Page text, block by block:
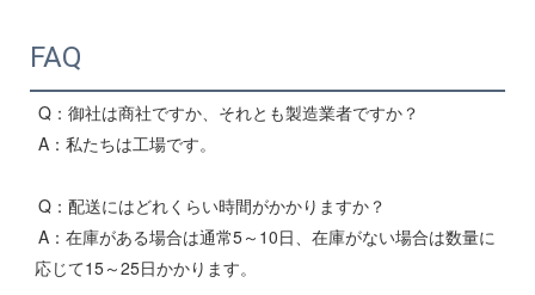
FAQ
Q：御社は商社ですか、それとも製造業者ですか？
A：私たちは工場です。
Q：配送にはどれくらい時間がかかりますか？
A：在庫がある場合は通常5～10日、在庫がない場合は数量に
応じて15～25日かかります。